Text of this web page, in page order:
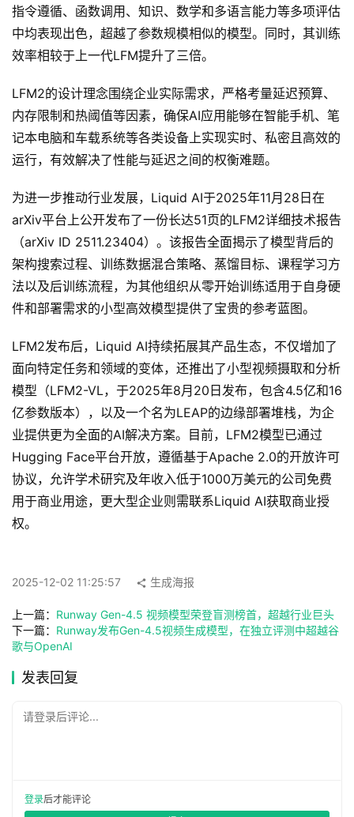
汇
知
识
库
服
A
I
具
箱
A
工
具
导
航
联
系
指令遵循、函数调用、知识、数学和多语言能力等多项评估
中均表现出色，超越了参数规模相似的模型。同时，其训练
效率相较于上一代LFM提升了三倍。
LFM2的设计理念围绕企业实际需求，严格考量延迟预算、
内存限制和热阈值等因素，确保AI应用能够在智能手机、笔
记本电脑和车载系统等各类设备上实现实时、私密且高效的
运行，有效解决了性能与延迟之间的权衡难题。
为进一步推动行业发展，Liquid AI于2025年11月28日在
arXiv平台上公开发布了一份长达51页的LFM2详细技术报告
（arXiv ID 2511.23404）。该报告全面揭示了模型背后的
架构搜索过程、训练数据混合策略、蒸馏目标、课程学习方
法以及后训练流程，为其他组织从零开始训练适用于自身硬
件和部署需求的小型高效模型提供了宝贵的参考蓝图。
LFM2发布后，Liquid AI持续拓展其产品生态，不仅增加了
面向特定任务和领域的变体，还推出了小型视频摄取和分析
模型（LFM2-VL，于2025年8月20日发布，包含4.5亿和16
亿参数版本），以及一个名为LEAP的边缘部署堆栈，为企
业提供更为全面的AI解决方案。目前，LFM2模型已通过
Hugging Face平台开放，遵循基于Apache 2.0的开放许可
协议，允许学术研究及年收入低于1000万美元的公司免费
用于商业用途，更大型企业则需联系Liquid AI获取商业授
权。
2025-12-02 11:25:57 生成海报
上一篇： Runway Gen-4.5 视频模型荣登盲测榜首，超越行业巨头
下一篇： Runway发布Gen-4.5视频生成模型，在独立评测中超越谷
歌与OpenAI
发表回复
请登录后评论...
登录后才能评论